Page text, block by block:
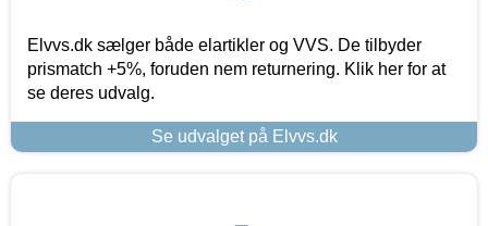
Elvvs.dk sælger både elartikler og VVS. De tilbyder
prismatch +5%, foruden nem returnering. Klik her for at
se deres udvalg.
Se udvalget på Elvvs.dk